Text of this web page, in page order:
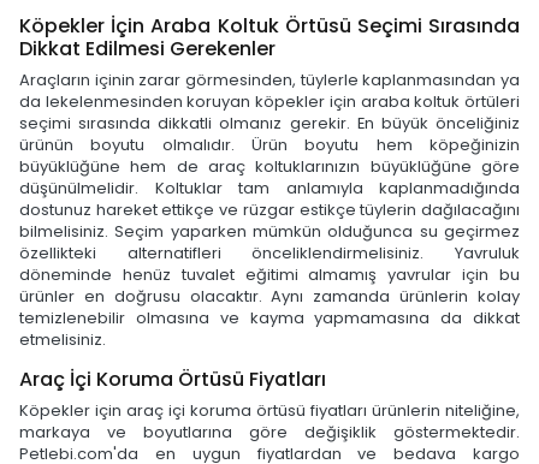
Köpekler İçin Araba Koltuk Örtüsü Seçimi Sırasında
Dikkat Edilmesi Gerekenler
Araçların içinin zarar görmesinden, tüylerle kaplanmasından ya
da lekelenmesinden koruyan köpekler için araba koltuk örtüleri
seçimi sırasında dikkatli olmanız gerekir. En büyük önceliğiniz
ürünün boyutu olmalıdır. Ürün boyutu hem köpeğinizin
büyüklüğüne hem de araç koltuklarınızın büyüklüğüne göre
düşünülmelidir. Koltuklar tam anlamıyla kaplanmadığında
dostunuz hareket ettikçe ve rüzgar estikçe tüylerin dağılacağını
bilmelisiniz. Seçim yaparken mümkün olduğunca su geçirmez
özellikteki alternatifleri önceliklendirmelisiniz. Yavruluk
döneminde henüz tuvalet eğitimi almamış yavrular için bu
ürünler en doğrusu olacaktır. Aynı zamanda ürünlerin kolay
temizlenebilir olmasına ve kayma yapmamasına da dikkat
etmelisiniz.
Araç İçi Koruma Örtüsü Fiyatları
Köpekler için araç içi koruma örtüsü fiyatları ürünlerin niteliğine,
markaya ve boyutlarına göre değişiklik göstermektedir.
Petlebi.com'da en uygun fiyatlardan ve bedava kargo